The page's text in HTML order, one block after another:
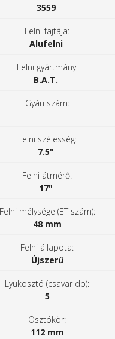
3559
Felni fajtája:
Alufelni
Felni gyártmány:
B.A.T.
Gyári szám:
Felni szélesség:
7.5"
Felni átmérő:
17"
Felni mélysége (ET szám):
48 mm
Felni állapota:
Újszerű
Lyukosztó (csavar db):
5
Osztókör:
112 mm